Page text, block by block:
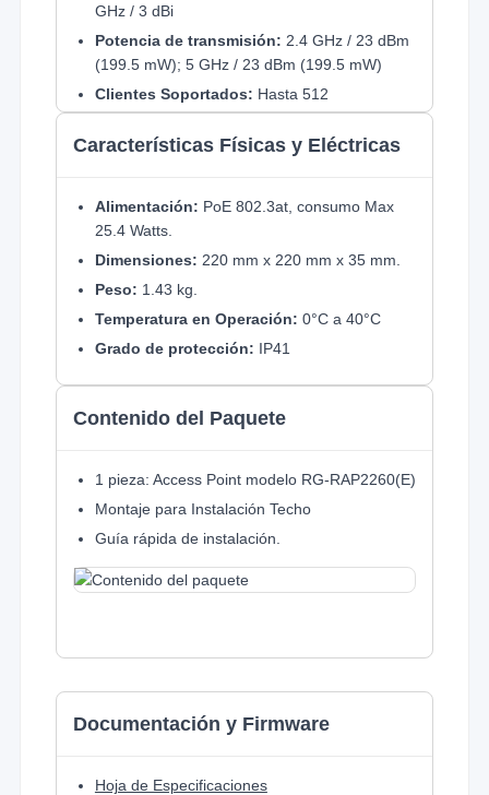
GHz / 3 dBi
Potencia de transmisión: 2.4 GHz / 23 dBm
(199.5 mW); 5 GHz / 23 dBm (199.5 mW)
Clientes Soportados: Hasta 512
Cobertura 5Ghz: 35m - 39m
mencionadas son en área libre y sin
dBm, estas tendrán variación dependiendo del
ambiente, la instalación y capacidad de
recepción en los dispositivos clientes (celular /
Laptop / etc).
Características Físicas y Eléctricas
Alimentación: PoE 802.3at, consumo Max
25.4 Watts.
Dimensiones: 220 mm x 220 mm x 35 mm.
Peso: 1.43 kg.
Temperatura en Operación: 0°C a 40°C
Grado de protección: IP41
Contenido del Paquete
1 pieza: Access Point modelo RG-RAP2260(E)
Montaje para Instalación Techo
Guía rápida de instalación.
Documentación y Firmware
Hoja de Especificaciones